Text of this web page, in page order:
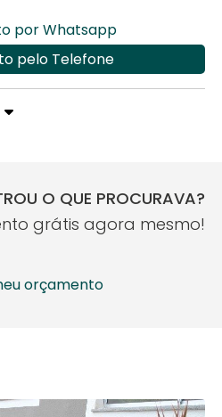
por Whatsapp
pelo Telefone
O QUE PROCURAVA?
grátis agora mesmo!
orçamento